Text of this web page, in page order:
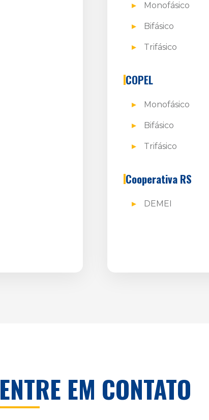
Monofásico
Bifásico
Trifásico
COPEL
Monofásico
Bifásico
Trifásico
Cooperativa RS
DEMEI
ENTRE EM CONTATO